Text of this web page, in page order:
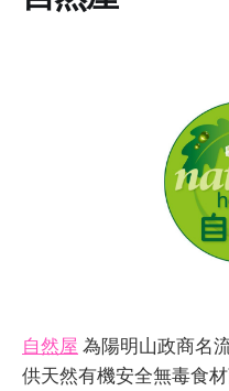
自然屋 為陽明山政商名
供天然有機安全無毒食